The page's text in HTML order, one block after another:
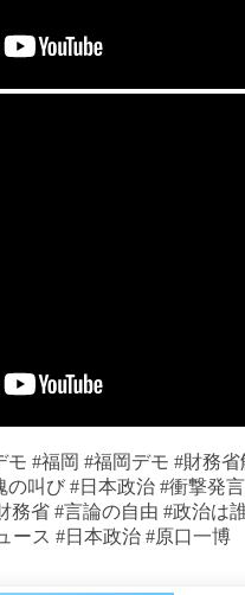
#福岡 #福岡デモ #財務
の叫び #日本政治 #衝撃発
務省 #言論の自由 #政治は
ース #日本政治 #原口一博